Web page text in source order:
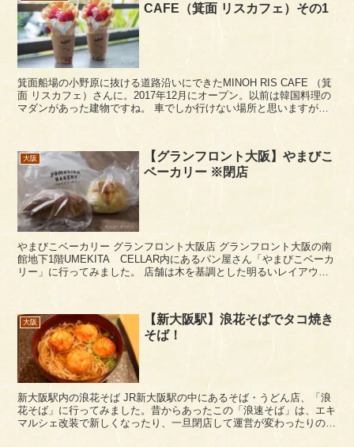
CAFE（箕面 リスカフェ）その1
箕面船場の小野原に抜ける道路沿いにできたMINOH RIS CAFE （箕
面 リスカフェ）さんに。2017年12月にオープン。以前は韓国料理の
マダンがあった建物ですね。 車でしか行けない場所と思いますが、
大阪
【グランフロント大阪】やまびこ
ベーカリー ※閉店
やまびこベーカリー グランフロント大阪店 グランフロント大阪の南
館地下1階UMEKITA CELLAR内にあるパン屋さん「やまびこベーカ
リー」に行ってみました。 店舗は木を基調とした明るいレイアウト
大阪
【新大阪駅】浪花そばでタコ焼き
そば！
新大阪駅内の浪花そば JR新大阪駅の中にあるそば・うどん店、「浪
花そば」に行ってみました。昔からあったこの「浪速そば」は、エキ
マルシェ改装で新しくなったり、一旦閉店して運営が変わったりの変